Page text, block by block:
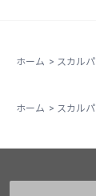
ホーム > スカルパ
ホーム > スカルパ